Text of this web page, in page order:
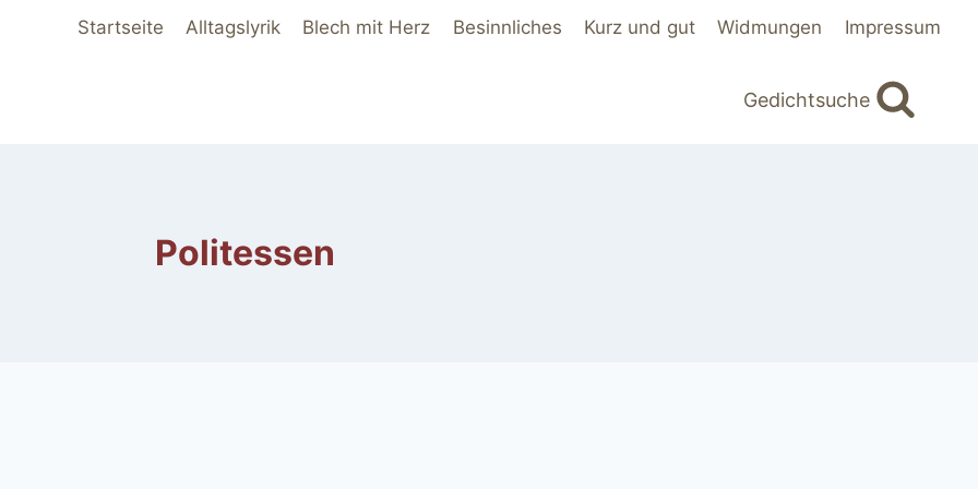
Startseite Alltagslyrik Blech mit Herz Besinnliches Kurz und gut Widmungen Impressum
Gedichtsuche
Politessen